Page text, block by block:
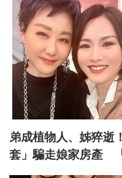
弟成植物人、姊猝逝
套」騙走娘家房產